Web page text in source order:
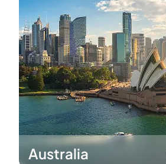
Australia